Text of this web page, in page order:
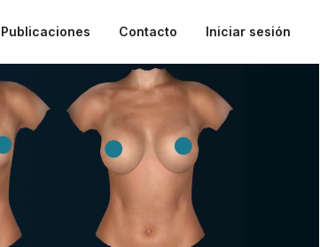
Publicaciones Contacto Iniciar sesión